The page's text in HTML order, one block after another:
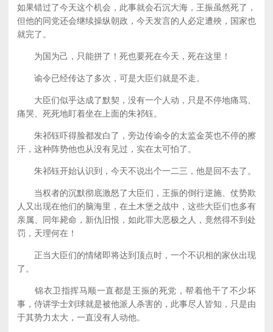
如果错过了今天这个机会，此事就会石沉大海，王振虽然死了，
但他的同党还会继续操纵朝政，今天发言的人必定遭殃，国家也
就完了。
为国为己，只能拼了！死也要死在今天，死在这里！
谕令已经传达了多次，可是大臣们就是不走。
大臣们似乎达成了默契，没有一个人动，只是不停地痛骂、
痛哭、死死地盯着坐在上面的朱祁钰。
朱祁钰吓得脸都发白了，旁边传谕令的太监金英也不停的擦
汗，这种阵势他也从没有见过，实在太可怕了。
朱祁钰开始认识到，今天不说出个一二三，他是回不去了。
当权者的沉默彻底激怒了大臣们，王振的倒行逆施、仗势欺
人又出现在他们的脑海里，在土木堡之战中，这些大臣们也多有
亲属、同年毙命，新仇旧恨，如此罪大恶极之人，竟然得不到处
罚，天理何在！
正当大臣们的情绪即将达到顶点时，一个不识相的家伙出现
了。
锦衣卫指挥马顺一直都是王振的死党，帮着他干了不少坏
事，侍讲学士刘球就是被他派人杀害的，此事尽人皆知，只是由
于其势力太大，一直没有人动他。